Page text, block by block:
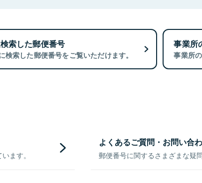
索した郵便番号
検索した郵便番号をご覧いただけます。
事業所
事業所
ます。
よくあるご質問・お問い合
郵便番号に関するさまざまな疑